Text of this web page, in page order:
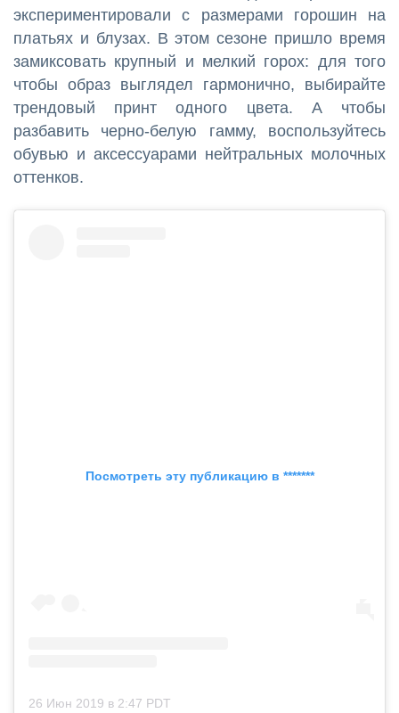
экспериментировали с размерами горошин на
платьях и блузах. В этом сезоне пришло время
замиксовать крупный и мелкий горох: для того
чтобы образ выглядел гармонично, выбирайте
трендовый принт одного цвета. А чтобы
разбавить черно-белую гамму, воспользуйтесь
обувью и аксессуарами нейтральных молочных
оттенков.
Посмотреть эту публикацию в *******
26 Июн 2019 в 2:47 PDT